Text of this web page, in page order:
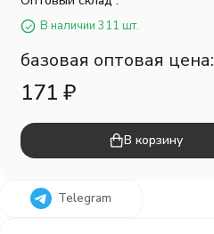
В наличии 311 шт.
базовая оптовая цена:
171 ₽
В корзину
Telegram